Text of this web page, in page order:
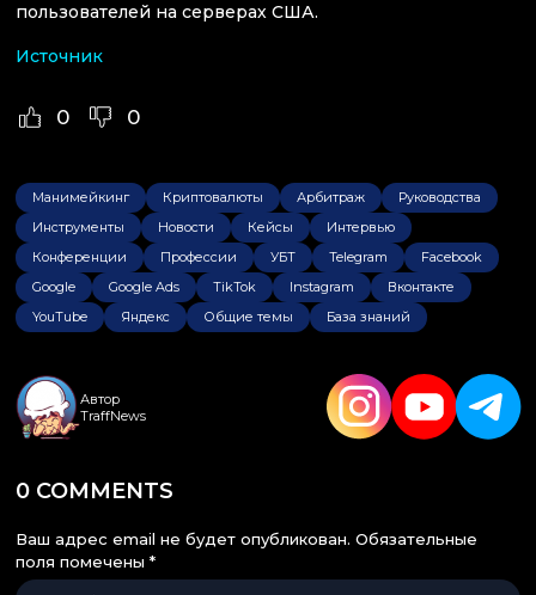
пользователей на серверах США.
Источник
0 0
Манимейкинг Криптовалюты Арбитраж
Руководства
Инструменты
Новости Кейсы
Интервью
Конференции
Профессии УБТ Telegram
Facebook
Google
Google Ads TikTok Instagram
Вконтакте
YouTube
Яндекс Общие темы База знаний
Автор
TraffNews
0 COMMENTS
Ваш адрес email не будет опубликован. Обязательные
поля помечены *